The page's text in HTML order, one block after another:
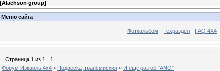
[Alachson-group]
Меню сайта
Фотоальбом Техраздел FAQ 4X4
Страница 1 из 1
1
Форум Израиль 4х4 » Подвеска, трансмиссия » И ещё раз об "АМО"